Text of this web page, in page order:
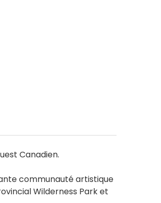
Canadien.
communauté artistique
Wilderness Park et